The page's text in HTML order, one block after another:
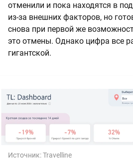
отменили и пока находятся в
из-за внешних факторов, но
снова при первой же
это отмены. Однако цифра все
гигантской.
Источник:Travelline